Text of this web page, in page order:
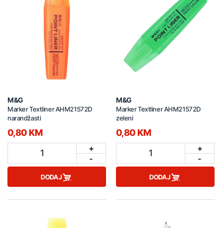
M&G
Marker Textliner AHM21572D
narandžasti
0,80 KM
1
+
-
DODAJ
M&G
Marker Textliner AHM21572D
zeleni
0,80 KM
1
+
-
DODAJ